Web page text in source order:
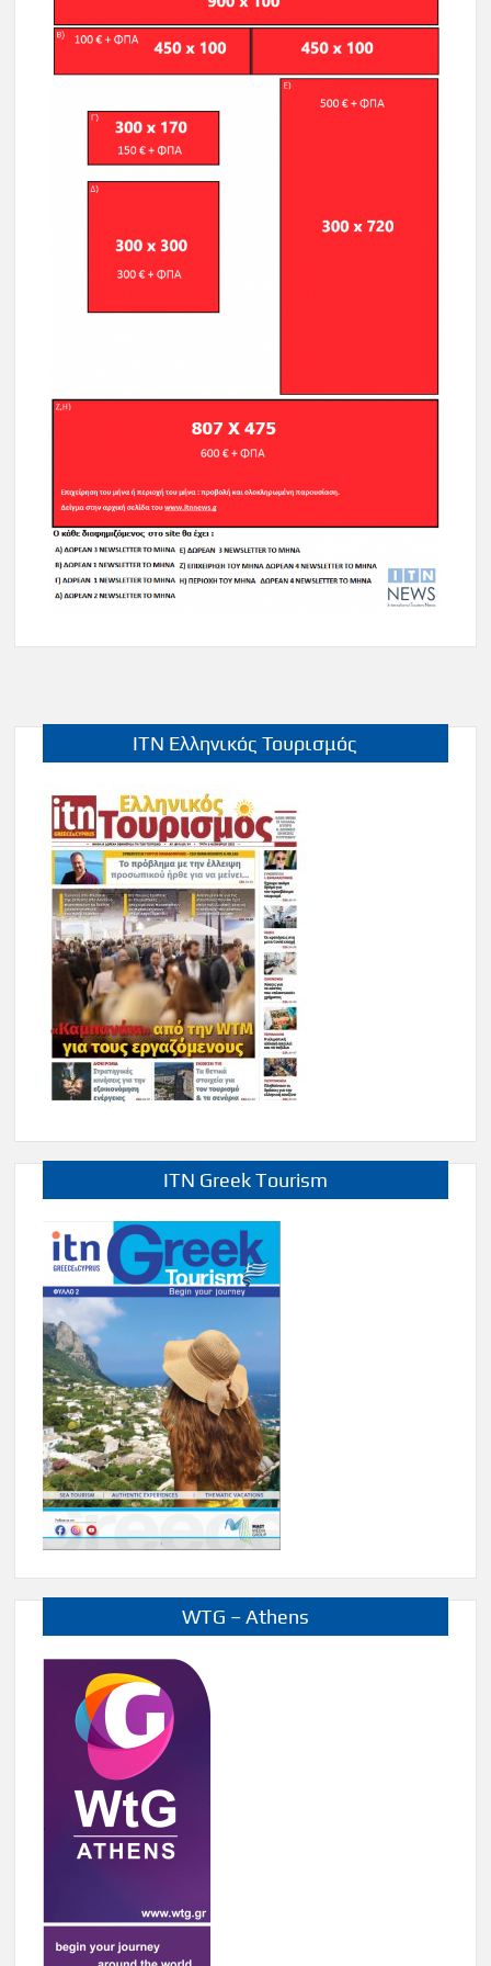
ITN Ελληνικός Τουρισμός
ITN Greek Tourism
WTG – Athens